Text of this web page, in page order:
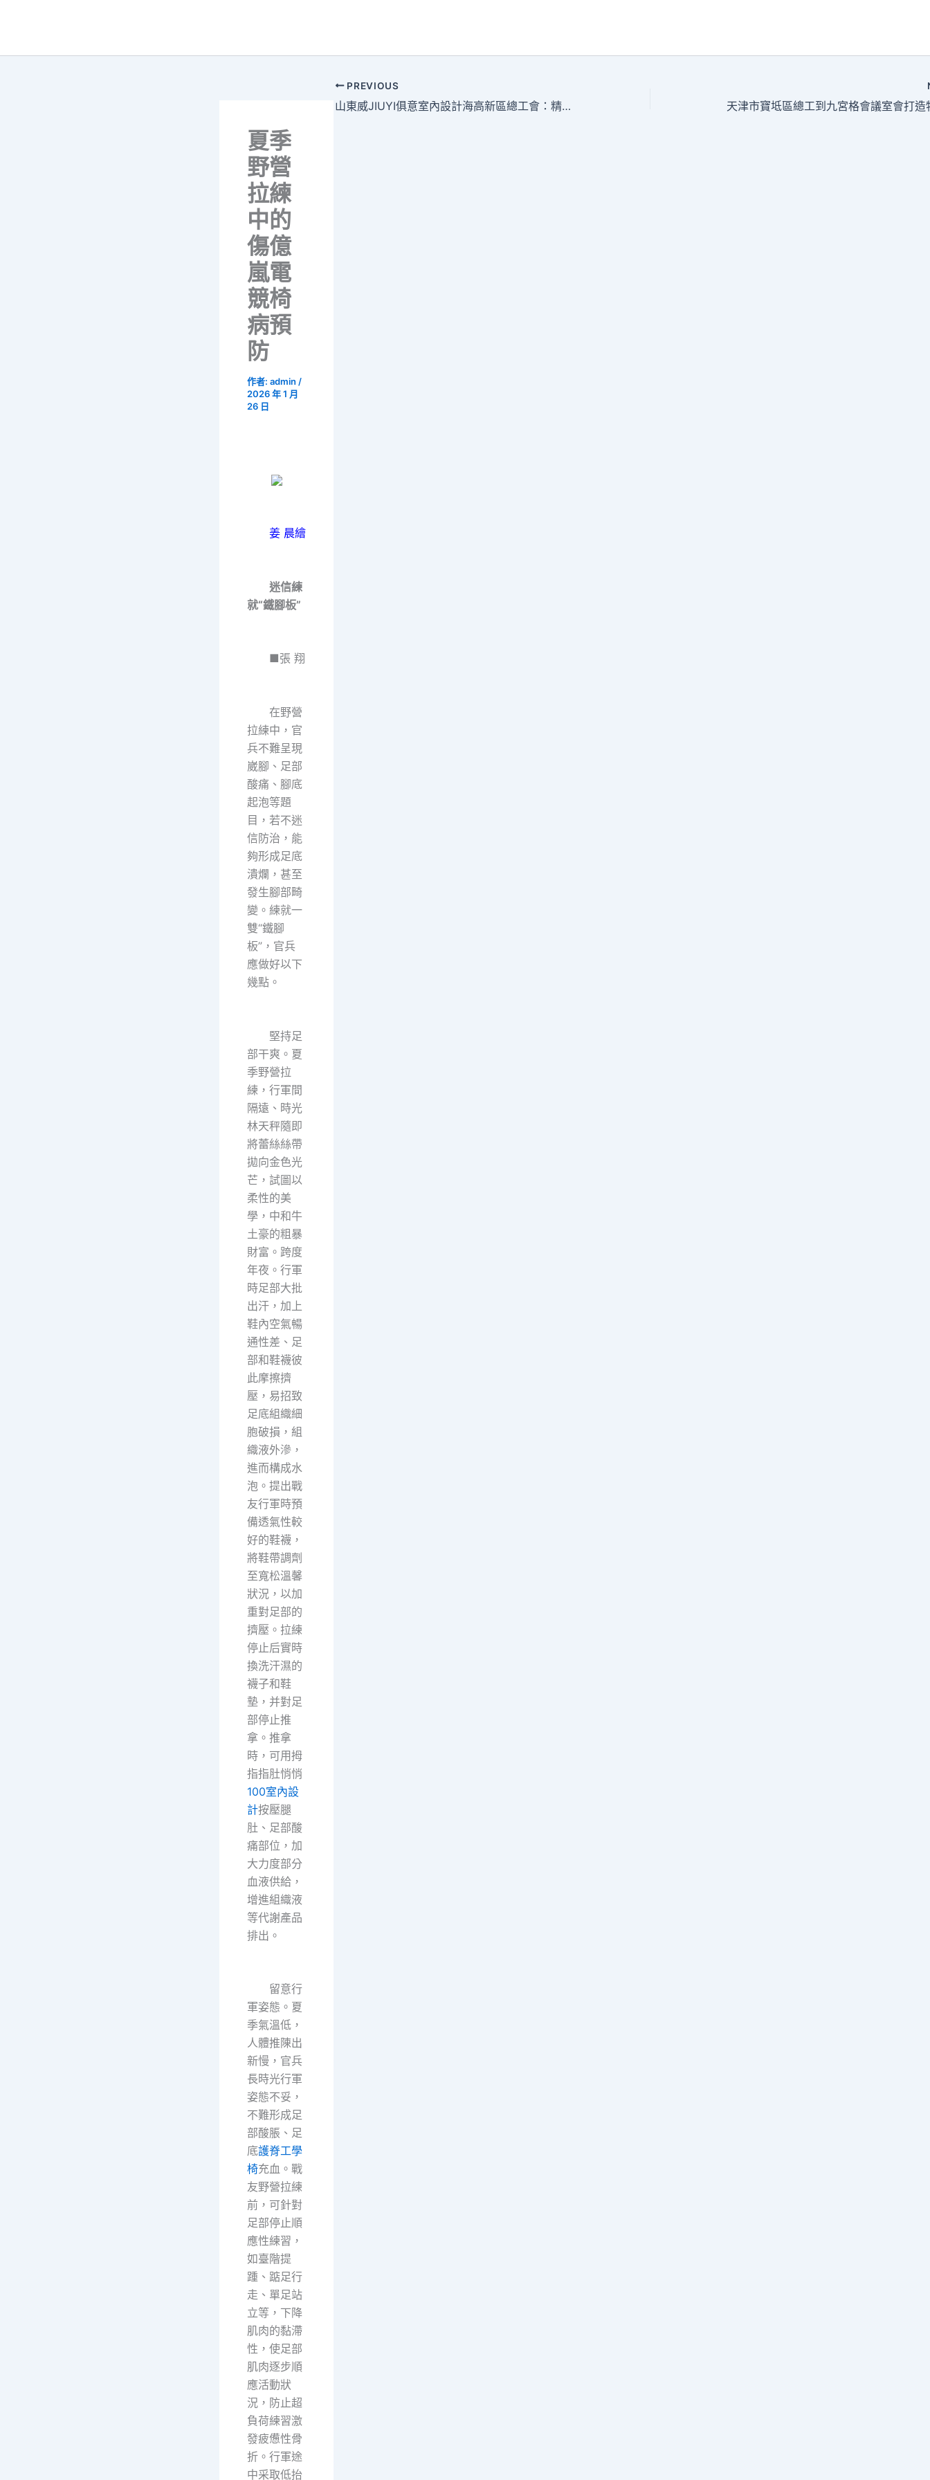
夏季
野營
拉練
中的
傷億
嵐電
競椅
病預
防
作者: admin /
2026 年 1 月
26 日
姜 晨繪
迷信練
就“鐵腳板”
■張 翔
在野營
拉練中，官
兵不難呈現
崴腳、足部
酸痛、腳底
起泡等題
目，若不迷
信防治，能
夠形成足底
潰爛，甚至
發生腳部畸
變。練就一
雙“鐵腳
板”，官兵
應做好以下
幾點。
堅持足
部干爽。夏
季野營拉
練，行軍間
隔遠、時光
林天秤隨即
將蕾絲絲帶
拋向金色光
芒，試圖以
柔性的美
學，中和牛
土豪的粗暴
財富。跨度
年夜。行軍
時足部大批
出汗，加上
鞋內空氣暢
通性差、足
部和鞋襪彼
此摩擦擠
壓，易招致
足底組織細
胞破損，組
織液外滲，
進而構成水
泡。提出戰
友行軍時預
備透氣性較
好的鞋襪，
將鞋帶調劑
至寬松溫馨
狀況，以加
重對足部的
擠壓。拉練
停止后實時
換洗汗濕的
襪子和鞋
墊，并對足
部停止推
拿。推拿
時，可用拇
指指肚悄悄
100室內設
計按壓腿
肚、足部酸
痛部位，加
大力度部分
血液供給，
增進組織液
等代謝產品
排出。
留意行
軍姿態。夏
季氣溫低，
人體推陳出
新慢，官兵
長時光行軍
姿態不妥，
不難形成足
部酸脹、足
底護脊工學
椅充血。戰
友野營拉練
前，可針對
足部停止順
應性練習，
如臺階提
踵、踮足行
走、單足站
立等，下降
肌肉的黏滯
性，使足部
肌肉逐步順
應活動狀
況，防止超
負荷練習激
發疲憊性骨
折。行軍途
中采取低抬
PREVIOUS
山東威JIUYI俱意室內設計海高新區總工會：精準護航職工心思安康